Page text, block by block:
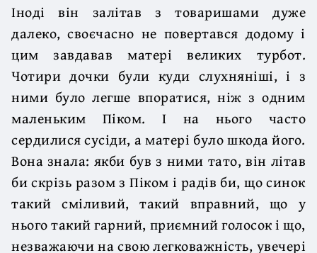
Іноді він залітав з товаришами дуже
далеко, своєчасно не повертався додому і
цим завдавав матері великих турбот.
Чотири дочки були куди слухняніші, і з
ними було легше впоратися, ніж з одним
маленьким Піком. І на нього часто
сердилися сусіди, а матері було шкода його.
Вона знала: якби був з ними тато, він літав
би скрізь разом з Піком і радів би, що синок
такий сміливий, такий вправний, що у
нього такий гарний, приємний голосок і що,
незважаючи на свою легковажність, увечері